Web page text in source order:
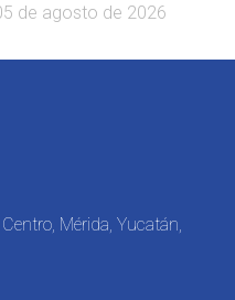
de agosto de 2026
Mérida, Yucatán,